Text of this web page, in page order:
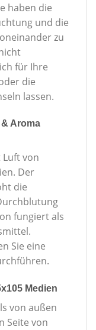
haben die
und die
zu
für Ihre
die
lassen.
Aroma
Luft von
Der
die
fungiert als
Sie eine
Medien
von außen
Seite von